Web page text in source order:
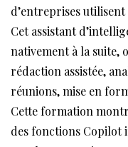
d’entreprises
Cet assistant
nativement à la suite,
rédaction assistée,
réunions, mise en
Cette formation
des fonctions Copilot